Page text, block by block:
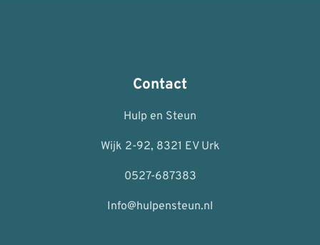
Contact
Hulp en Steun
Wijk 2-92, 8321 EV Urk
0527-687383
Info@hulpensteun.nl